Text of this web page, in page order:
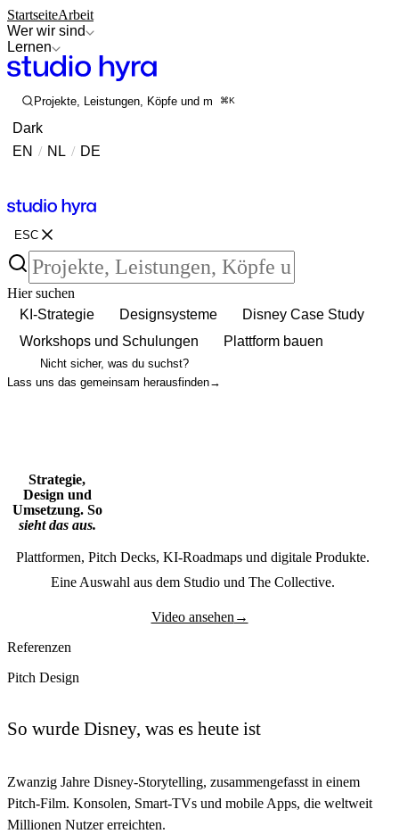
StartseiteArbeit
Wer wir sind
Lernen
Projekte, Leistungen, Köpfe und mehr durchsuchen
⌘K
Dark
EN / NL / DE
ESC
Hier suchen
KI-Strategie
Designsysteme
Disney Case Study
Workshops und Schulungen
Plattform bauen
Nicht sicher, was du suchst?
Lass uns das gemeinsam herausfinden→
Strategie,
Design und
Umsetzung. So
sieht das aus.
Plattformen, Pitch Decks, KI-Roadmaps und digitale Produkte.
Eine Auswahl aus dem Studio und The Collective.
Video ansehen →
Referenzen
Pitch Design
So wurde Disney, was es heute ist
Zwanzig Jahre Disney-Storytelling, zusammengefasst in einem
Pitch-Film. Konsolen, Smart-TVs und mobile Apps, die weltweit
Millionen Nutzer erreichten.